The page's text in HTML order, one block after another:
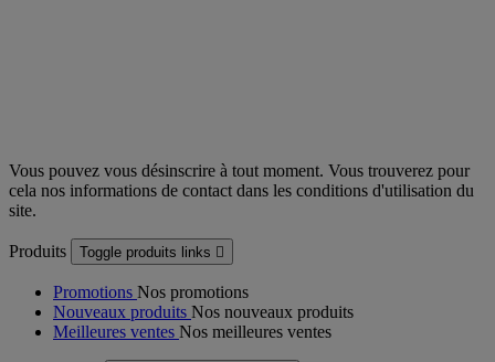
Vous pouvez vous désinscrire à tout moment. Vous trouverez pour
cela nos informations de contact dans les conditions d'utilisation du
site.
Produits Toggle produits links 
Promotions Nos promotions
Nouveaux produits Nos nouveaux produits
Meilleures ventes Nos meilleures ventes